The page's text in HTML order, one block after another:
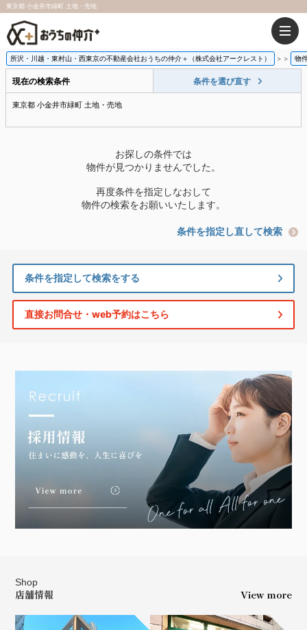
東京都 小金井市緑町 土地・売地
所沢・川越・東村山・西東京の不動産会社おうちの仲介＋（株式会社アークレスト） > 物
現在の検索条件 条件を選び直す
東京都 小金井市緑町 土地・売地
お探しの条件では
物件が見つかりませんでした。
再度条件を指定しなおして
物件の検索をお願いいたします。
条件を指定し直して検索
条件を指定して検索をする
直接お問合せ・web予約はこちら
Shop
店舗情報 View more